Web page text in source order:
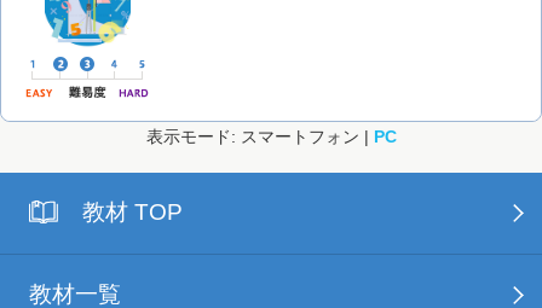
表示モード: スマートフォン | PC
教材 TOP
教材一覧